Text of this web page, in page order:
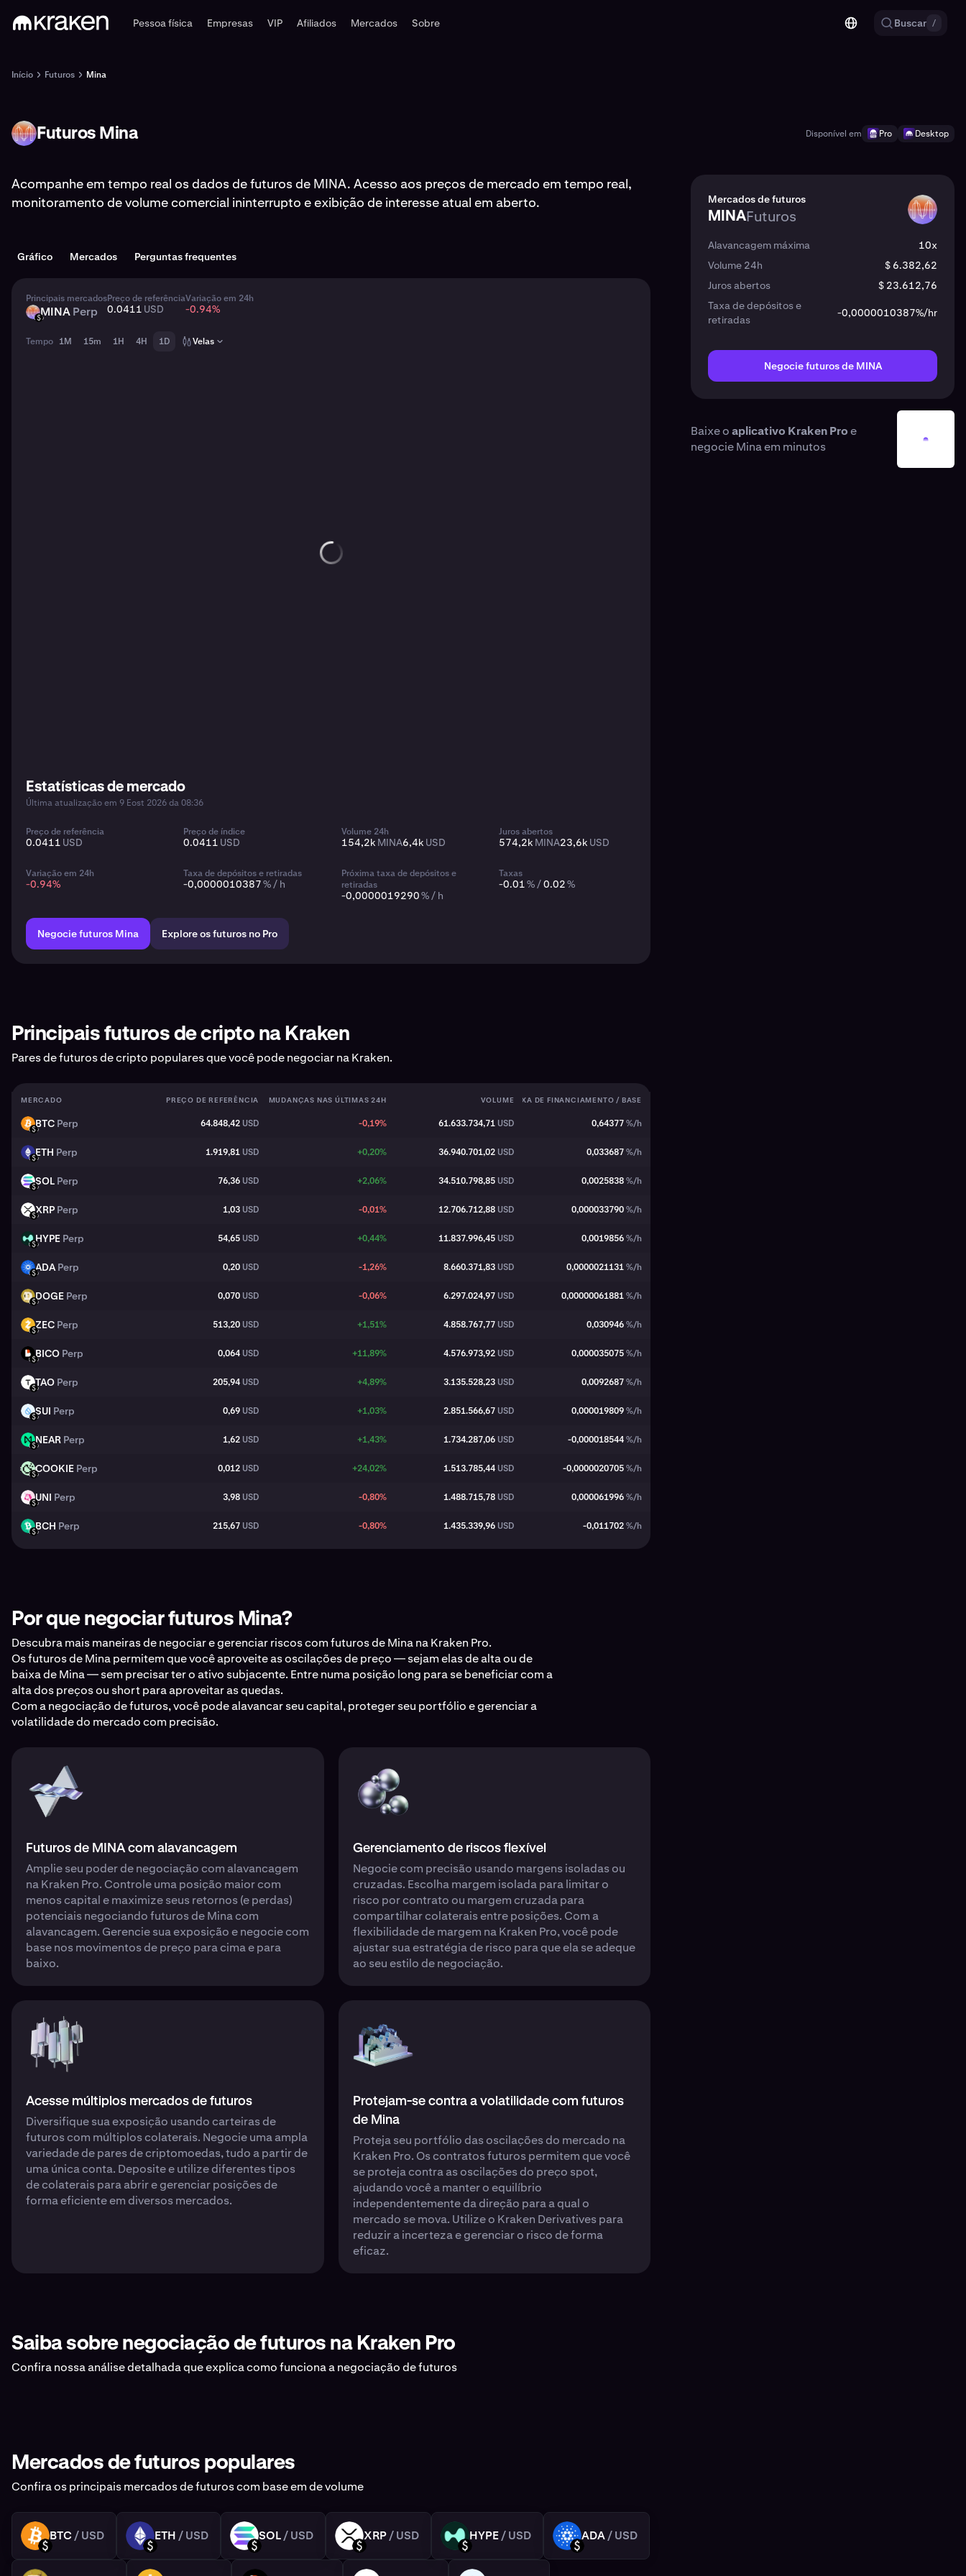
Pessoa física Empresas VIP Afiliados Mercados Sobre Buscar /
Início Futuros Mina
MINA Futuros Mina Disponível em Pro Desktop
Acompanhe em tempo real os dados de futuros de MINA. Acesso aos preços de mercado em tempo real,
monitoramento de volume comercial ininterrupto e exibição de interesse atual em aberto.
Gráfico Mercados Perguntas frequentes
Principais mercados
MINA
USDMINAPerp
Preço de referência
0.0411 USD
Variação em 24h
-0.94%
Tempo 1M 15m 1H 4H 1D Velas
Estatísticas de mercado
Última atualização em 9 Eost 2026 da 08:36
Preço de referência
0.0411 USD
Preço de índice
0.0411 USD
Volume 24h
154,2k MINA6,4k USD
Juros abertos
574,2k MINA23,6k USD
Variação em 24h
-0.94%
Taxa de depósitos e retiradas
-0,0000010387% / h
Próxima taxa de depósitos e
retiradas
-0,0000019290% / h
Taxas
-0.01% /0.02%
Negocie futuros Mina Explore os futuros no Pro
Principais futuros de cripto na Kraken
Pares de futuros de cripto populares que você pode negociar na Kraken.
MERCADO PREÇO DE REFERÊNCIA MUDANÇAS NAS ÚLTIMAS 24H VOLUMETAXA DE FINANCIAMENTO / BASE
BTC
USDBTC Perp 64.848,42 USD -0,19% 61.633.734,71 USD 0,64377%/h
ETH
USDETH Perp 1.919,81 USD +0,20% 36.940.701,02 USD 0,033687%/h
SOL
USDSOL Perp 76,36 USD +2,06% 34.510.798,85 USD 0,0025838%/h
XRP
USDXRP Perp 1,03 USD -0,01% 12.706.712,88 USD 0,000033790%/h
HYPE
USDHYPE Perp 54,65 USD +0,44% 11.837.996,45 USD 0,0019856%/h
ADA
USDADAPerp 0,20 USD -1,26% 8.660.371,83 USD 0,0000021131%/h
DOGE
USDDOGE Perp 0,070 USD -0,06% 6.297.024,97 USD 0,00000061881%/h
ZEC
USDZEC Perp 513,20 USD +1,51% 4.858.767,77 USD 0,030946%/h
BICO
USDBICO Perp 0,064 USD +11,89% 4.576.973,92 USD 0,000035075%/h
TAO
USDTAO Perp 205,94 USD +4,89% 3.135.528,23 USD 0,0092687%/h
SUI
USDSUI Perp 0,69 USD +1,03% 2.851.566,67 USD 0,000019809%/h
NEAR
USDNEAR Perp 1,62 USD +1,43% 1.734.287,06 USD -0,000018544%/h
COOKIE
USDCOOKIE Perp 0,012 USD +24,02% 1.513.785,44 USD -0,0000020705%/h
UNI
USDUNI Perp 3,98 USD -0,80% 1.488.715,78 USD 0,000061996%/h
BCH
USDBCH Perp 215,67 USD -0,80% 1.435.339,96 USD -0,011702%/h
Por que negociar futuros Mina?
Descubra mais maneiras de negociar e gerenciar riscos com futuros de Mina na Kraken Pro.
Os futuros de Mina permitem que você aproveite as oscilações de preço — sejam elas de alta ou de
baixa de Mina — sem precisar ter o ativo subjacente. Entre numa posição long para se beneficiar com a
alta dos preços ou short para aproveitar as quedas.
Com a negociação de futuros, você pode alavancar seu capital, proteger seu portfólio e gerenciar a
volatilidade do mercado com precisão.
Futuros de MINA com alavancagem
Amplie seu poder de negociação com alavancagem
na Kraken Pro. Controle uma posição maior com
menos capital e maximize seus retornos (e perdas)
potenciais negociando futuros de Mina com
alavancagem. Gerencie sua exposição e negocie com
base nos movimentos de preço para cima e para
baixo.
Gerenciamento de riscos flexível
Negocie com precisão usando margens isoladas ou
cruzadas. Escolha margem isolada para limitar o
risco por contrato ou margem cruzada para
compartilhar colaterais entre posições. Com a
flexibilidade de margem na Kraken Pro, você pode
ajustar sua estratégia de risco para que ela se adeque
ao seu estilo de negociação.
Acesse múltiplos mercados de futuros
Diversifique sua exposição usando carteiras de
futuros com múltiplos colaterais. Negocie uma ampla
variedade de pares de criptomoedas, tudo a partir de
uma única conta. Deposite e utilize diferentes tipos
de colaterais para abrir e gerenciar posições de
forma eficiente em diversos mercados.
Protejam-se contra a volatilidade com futuros
de Mina
Proteja seu portfólio das oscilações do mercado na
Kraken Pro. Os contratos futuros permitem que você
se proteja contra as oscilações do preço spot,
ajudando você a manter o equilíbrio
independentemente da direção para a qual o
mercado se mova. Utilize o Kraken Derivatives para
reduzir a incerteza e gerenciar o risco de forma
eficaz.
Saiba sobre negociação de futuros na Kraken Pro
Confira nossa análise detalhada que explica como funciona a negociação de futuros
Mercados de futuros populares
Confira os principais mercados de futuros com base em de volume
BTC
USD
BTC / USD
ETH
USD
ETH / USD
SOL
USD
SOL/ USD
XRP
USD
XRP/ USD
HYPE
USD
HYPE/ USD
ADA
USD
ADA/ USD
Mercados de futuros
MINAFuturos MINA
Alavancagem máxima
10x
Volume 24h
$ 6.382,62
Juros abertos
$ 23.612,76
Taxa de depósitos e
retiradas
-0,0000010387%/hr
Negocie futuros de MINA
Baixe oaplicativo Kraken Proe
negocie Mina em minutos